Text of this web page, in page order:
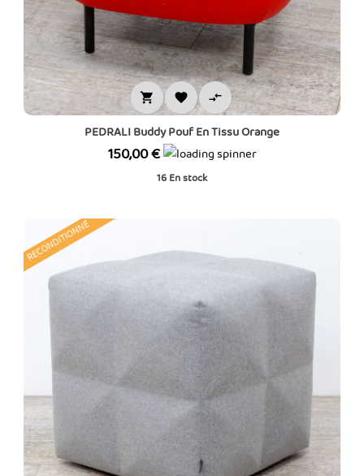
  
PEDRALI Buddy Pouf En Tissu Orange
Prix
150,00 €
16 En stock
RECONDITIONNÉ